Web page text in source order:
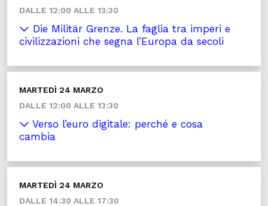
DALLE 12:00 ALLE 13:30
Die Militär Grenze. La faglia tra imperi e
civilizzazioni che segna l’Europa da secoli
MARTEDÌ 24 MARZO
DALLE 12:00 ALLE 13:30
Verso l’euro digitale: perché e cosa
cambia
MARTEDÌ 24 MARZO
DALLE 14:30 ALLE 17:30